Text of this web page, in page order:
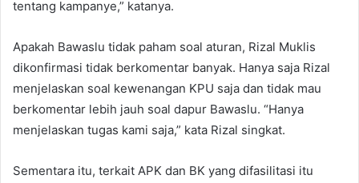
tentang kampanye,” katanya.
Apakah Bawaslu tidak paham soal aturan, Rizal Muklis
dikonfirmasi tidak berkomentar banyak. Hanya saja Rizal
menjelaskan soal kewenangan KPU saja dan tidak mau
berkomentar lebih jauh soal dapur Bawaslu. “Hanya
menjelaskan tugas kami saja,” kata Rizal singkat.
Sementara itu, terkait APK dan BK yang difasilitasi itu